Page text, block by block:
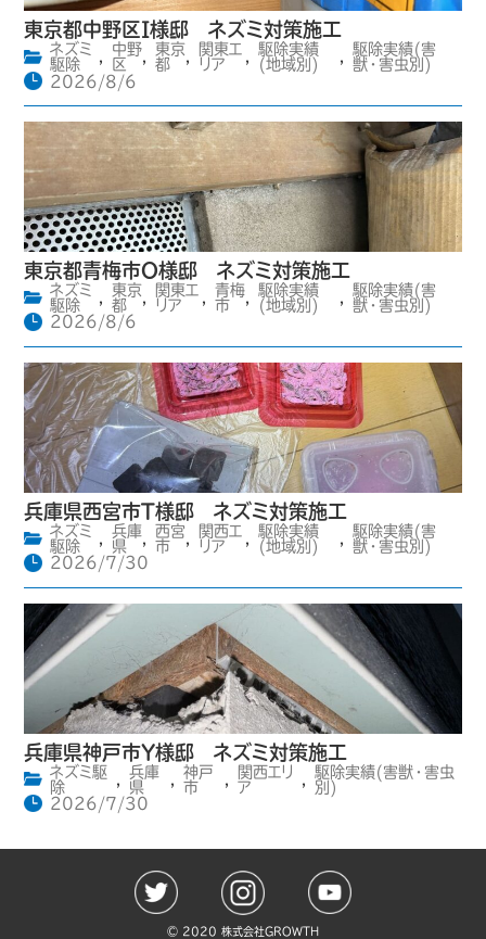
東京都中野区I様邸 ネズミ対策施工
ネズミ
駆除
,
中野
区
,
東京
都
,
関東エ
リア
,
駆除実績
(地域別)
,
駆除実績(害
獣・害虫別)
2026/8/6
東京都青梅市O様邸 ネズミ対策施工
ネズミ
駆除
,
東京
都
,
関東エ
リア
,
青梅
市
,
駆除実績
(地域別)
,
駆除実績(害
獣・害虫別)
2026/8/6
兵庫県西宮市T様邸 ネズミ対策施工
ネズミ
駆除
,
兵庫
県
,
西宮
市
,
関西エ
リア
,
駆除実績
(地域別)
,
駆除実績(害
獣・害虫別)
2026/7/30
兵庫県神戸市Y様邸 ネズミ対策施工
ネズミ駆
除
兵庫
県
神戸
市
関西エリ
ア
駆除実績(害獣・害虫
別)
2026/7/30
©️ 2020 株式会社GROWTH